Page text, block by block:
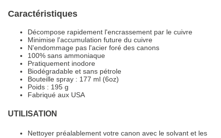
Caractéristiques
Décompose rapidement l'encrassement par le cuivre
Minimise l'accumulation future du cuivre
N'endommage pas l'acier foré des canons
100% sans ammoniaque
Pratiquement inodore
Biodégradable et sans pétrole
Bouteille spray : 177 ml (6oz)
Poids : 195 g
Fabriqué aux USA
UTILISATION
Nettoyer préalablement votre canon avec le solvant et les